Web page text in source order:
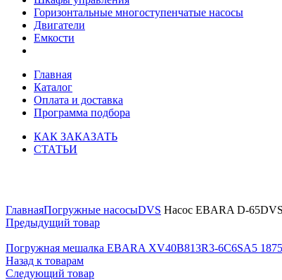
Горизонтальные многоступенчатые насосы
Двигатели
Емкости
Главная
Каталог
Оплата и доставка
Программа подбора
КАК ЗАКАЗАТЬ
СТАТЬИ
ГлавнаяПогружные насосыDVS Насос EBARA D-
Предыдущий товар
Погружная мешалка EBARA XV40B813R3-6C6SA5
Назад к товарам
Следующий товар